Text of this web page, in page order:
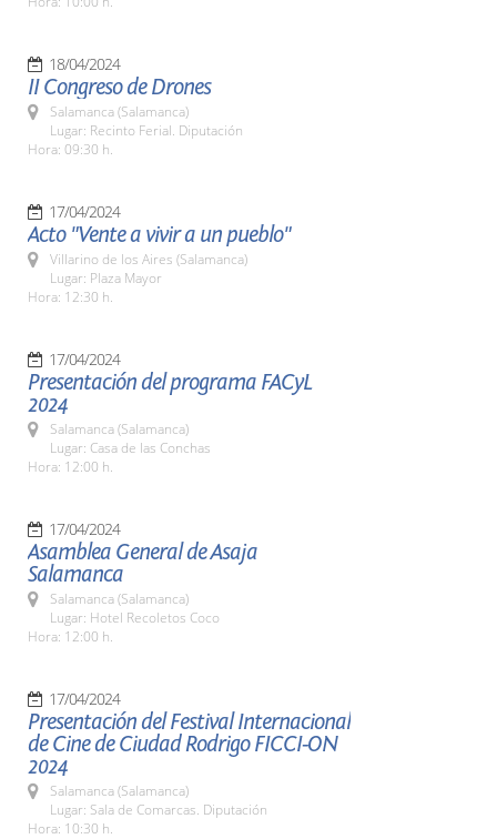
18/04/2024
II Congreso de Drones
Salamanca (Salamanca)
Lugar: Recinto Ferial. Diputación
Hora: 09:30 h.
17/04/2024
Acto "Vente a vivir a un pueblo"
Villarino de los Aires (Salamanca)
Lugar: Plaza Mayor
Hora: 12:30 h.
17/04/2024
Presentación del programa FACyL
2024
Salamanca (Salamanca)
Lugar: Casa de las Conchas
Hora: 12:00 h.
17/04/2024
Asamblea General de Asaja
Salamanca
Salamanca (Salamanca)
Lugar: Hotel Recoletos Coco
Hora: 12:00 h.
17/04/2024
Presentación del Festival Internacional
de Cine de Ciudad Rodrigo FICCI-ON
2024
Salamanca (Salamanca)
Lugar: Sala de Comarcas. Diputación
Hora: 10:30 h.